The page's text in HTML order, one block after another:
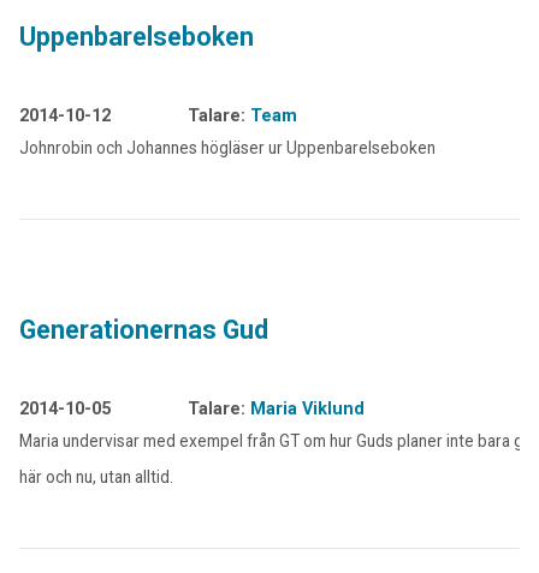
Uppenbarelseboken
2014-10-12 Talare: Team
Johnrobin och Johannes högläser ur Uppenbarelseboken
Generationernas Gud
2014-10-05 Talare: Maria Viklund
Maria undervisar med exempel från GT om hur Guds planer inte bara
här och nu, utan alltid.